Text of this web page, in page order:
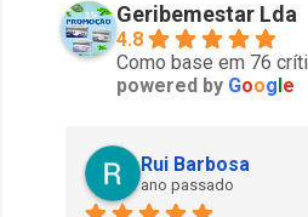
Geribemestar Lda
4.8
Como base em 76
powered by Google
Rui Barbosa
ano passado